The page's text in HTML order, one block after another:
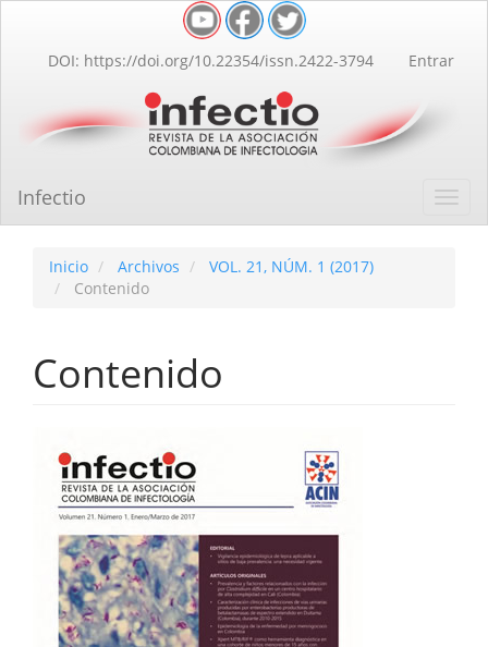
Contenido
principal
lateral
DOI: https://doi.org/10.22354/issn.2422-3794 Entrar
Infectio
Inicio Archivos
VOL. 21, NÚM. 1 (2017)
Contenido
Contenido
Barra
lateral
del
artículo